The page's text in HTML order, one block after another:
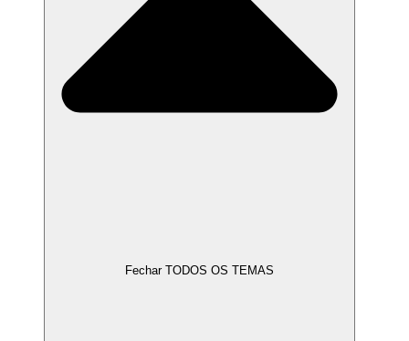
Fechar TODOS OS TEMAS